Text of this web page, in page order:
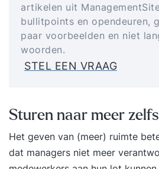
artikelen uit
bullitpoints en opendeuren,
paar voorbeelden en niet
woorden.
STEL EEN VRAAG
Sturen naar meer
Het geven van (meer) ruimte
dat managers niet meer